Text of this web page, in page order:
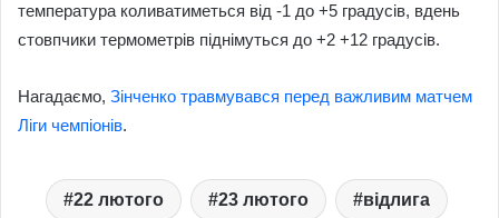
температура коливатиметься від -1 до +5 градусів, вдень
стовпчики термометрів піднімуться до +2 +12 градусів.
Нагадаємо, Зінченко травмувався перед важливим матчем
Ліги чемпіонів.
22 лютого 23 лютого відлига